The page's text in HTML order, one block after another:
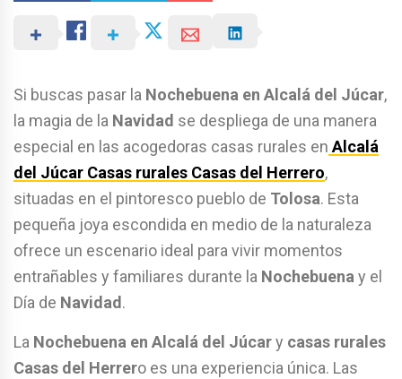
Si buscas pasar la Nochebuena en Alcalá del Júcar,
la magia de la Navidad se despliega de una manera
especial en las acogedoras casas rurales en Alcalá
del Júcar Casas rurales Casas del Herrero,
situadas en el pintoresco pueblo de Tolosa. Esta
pequeña joya escondida en medio de la naturaleza
ofrece un escenario ideal para vivir momentos
entrañables y familiares durante la Nochebuenay el
Día de Navidad.
La Nochebuena en Alcalá del Júcary casas rurales
Casas del Herrero es una experiencia única. Las